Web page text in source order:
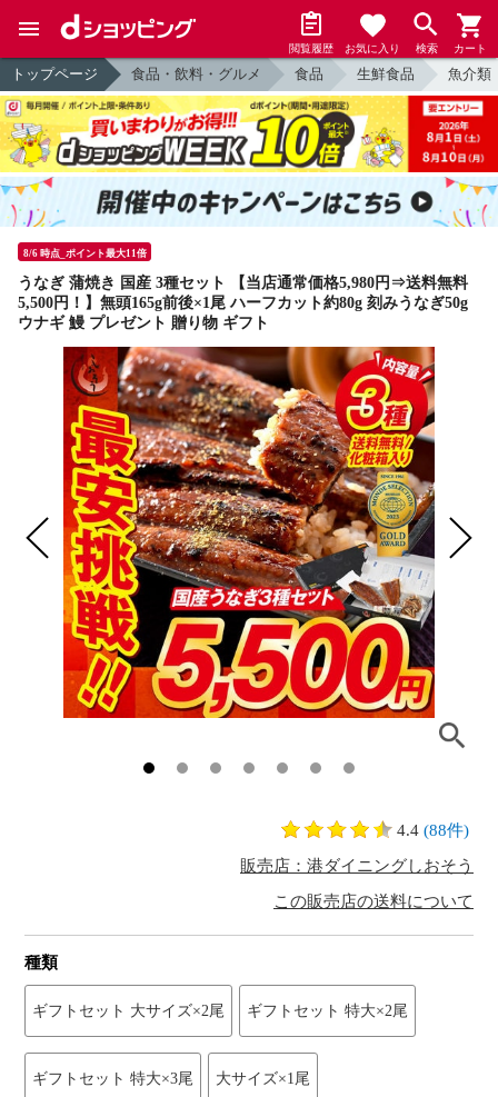
閲覧履歴 お気に入り 検索 カート
トップページ 食品・飲料・グルメ 食品 生鮮食品 魚介
8/6 時点_ポイント最大11倍
うなぎ 蒲焼き 国産 3種セット 【当店通常価格5,980円⇒送料無料
5,500円！】無頭165g前後×1尾 ハーフカット約80g 刻みうなぎ50g
ウナギ 鰻 プレゼント 贈り物 ギフト
4.4 (88件)
販売店：港ダイニングしおそう
この販売店の送料について
種類
ギフトセット 大サイズ×2尾 ギフトセット 特大×2尾
ギフトセット 特大×3尾 大サイズ×1尾